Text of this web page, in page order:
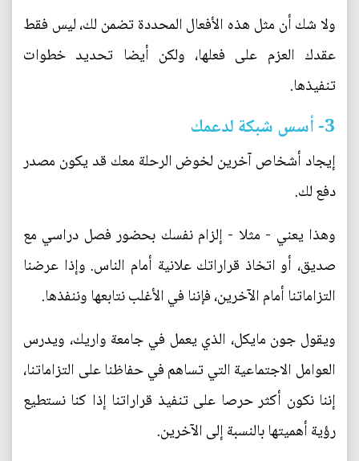
ولا شك أن مثل هذه الأفعال المحددة تضمن لك، ليس فقط
عقدك العزم على فعلها، ولكن أيضا تحديد خطوات
تنفيذها.
3- أسس شبكة لدعمك
إيجاد أشخاص آخرين لخوض الرحلة معك قد يكون مصدر
دفع لك.
وهذا يعني - مثلا - إلزام نفسك بحضور فصل دراسي مع
صديق، أو اتخاذ قراراتك علانية أمام الناس. وإذا عرضنا
التزاماتنا أمام الآخرين، فإننا في الأغلب نتابعها وننفذها.
ويقول جون مايكل، الذي يعمل في جامعة واريك، ويدرس
العوامل الاجتماعية التي تساهم في حفاظنا على التزاماتنا،
إننا نكون أكثر حرصا على تنفيذ قراراتنا إذا كنا نستطيع
رؤية أهميتها بالنسبة إلى الآخرين.